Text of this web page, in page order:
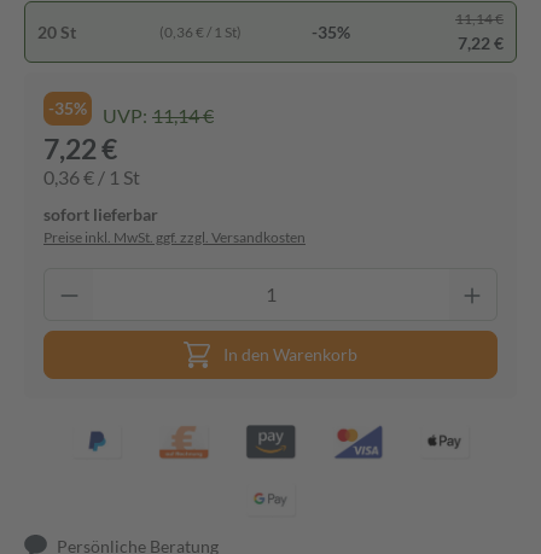
20 St (0,36 € / 1 St) -35%
11,14 €
7,22 €
-35% UVP: 11,14 €
7,22 €
0,36 € / 1 St
sofort lieferbar
Preise inkl. MwSt. ggf. zzgl. Versandkosten
In den Warenkorb
Persönliche Beratung